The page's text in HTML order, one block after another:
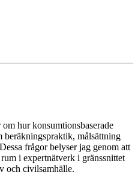
hur konsumtionsbaserade
beräkningspraktik, målsättning
frågor belyser jag genom att
i expertnätverk i gränssnittet
och civilsamhälle.